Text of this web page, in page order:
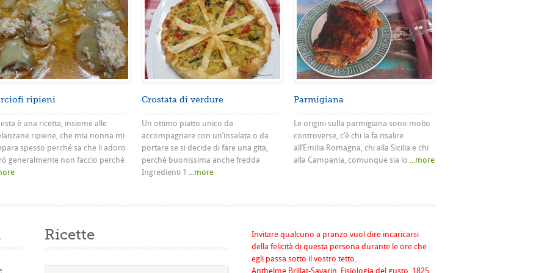
ripieni
è una ricetta, insieme alle
ripiene, che mia nonna mi
spesso perché sa che li adoro
generalmente non faccio perché
Crostata di verdure
Un ottimo piatto unico da
accompagnare con un’insalata o da
portare se si decide di fare una gita,
perché buonissima anche fredda
Ingredienti 1 ...more
Parmigiana
Le origini sulla parmigiana sono molto
controverse, c’è chi la fa risalire
all’Emilia Romagna, chi alla Sicilia e chi
alla Campania, comunque sia io ...more
Ricette
Invitare qualcuno a pranzo vuol dire incaricarsi
della felicità di questa persona durante le ore che
egli passa sotto il vostro tetto.
Anthelme Brillat-Savarin, Fisiologia del gusto, 1825